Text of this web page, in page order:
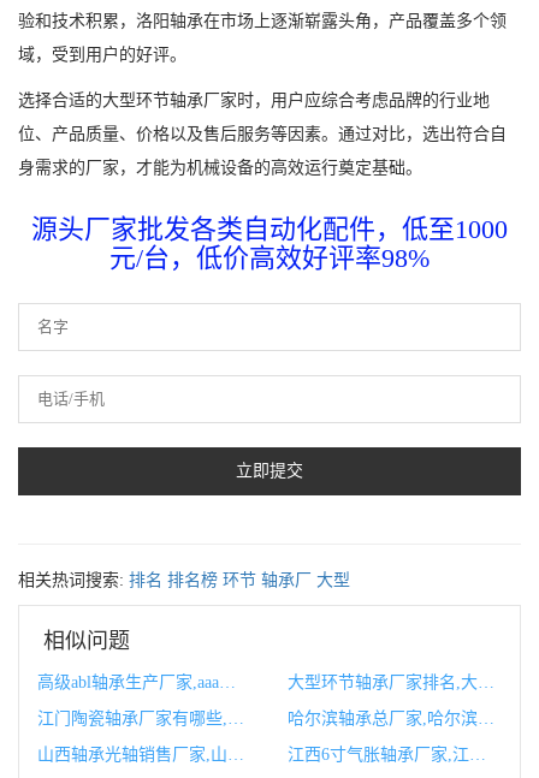
验和技术积累，洛阳轴承在市场上逐渐崭露头角，产品覆盖多个领
域，受到用户的好评。
选择合适的大型环节轴承厂家时，用户应综合考虑品牌的行业地
位、产品质量、价格以及售后服务等因素。通过对比，选出符合自
身需求的厂家，才能为机械设备的高效运行奠定基础。
源头厂家批发各类自动化配件，低至1000
元/台，低价高效好评率98%
相关热词搜索: 排名 排名榜 环节 轴承厂 大型
相似问题
大型环节轴承厂家排名,大型环节轴承厂家排名榜
哈尔滨轴承总厂家,哈尔滨轴承制造有限公司官网